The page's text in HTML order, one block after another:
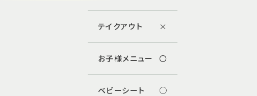
テイクアウト ×
お子様メニュー 〇
ベビーシート ○